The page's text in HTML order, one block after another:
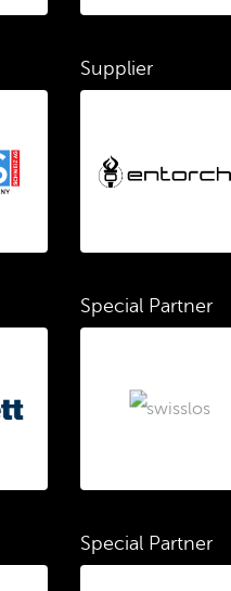
Supplier
Special Partner
Special Partner